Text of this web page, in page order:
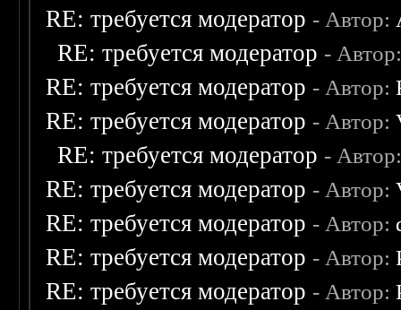
RE: требуется модератор - Автор:
RE: требуется модератор -
RE: требуется модератор - Автор:
RE: требуется модератор - Автор:
RE: требуется модератор -
RE: требуется модератор - Автор:
RE: требуется модератор - Автор:
RE: требуется модератор - Автор:
RE: требуется модератор - Автор: